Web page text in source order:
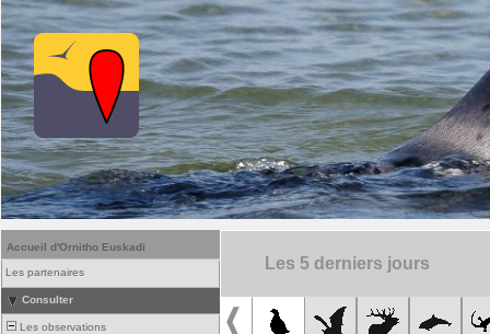
Accueil d'Ornitho Euskadi
Les partenaires
Consulter
Les observations
Les 5 derniers jours